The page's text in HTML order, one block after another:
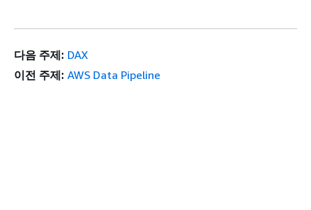
다음 주제: DAX
이전 주제: AWS Data Pipeline